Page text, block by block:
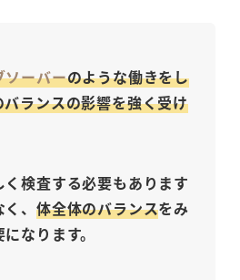
ソーバーのような働きをし
ランスの影響を強く受け
検査する必要もあります
、 体全体のバランスをみ
なります。